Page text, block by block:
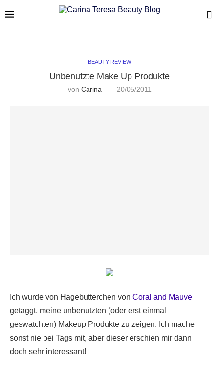
BEAUTY REVIEW
Unbenutzte Make Up Produkte
von Carina 20/05/2011
Ich wurde von Hagebutterchen von Coral and Mauve
getaggt, meine unbenutzten (oder erst einmal
geswatchten) Makeup Produkte zu zeigen. Ich mache
sonst nie bei Tags mit, aber dieser erschien mir dann
doch sehr interessant!